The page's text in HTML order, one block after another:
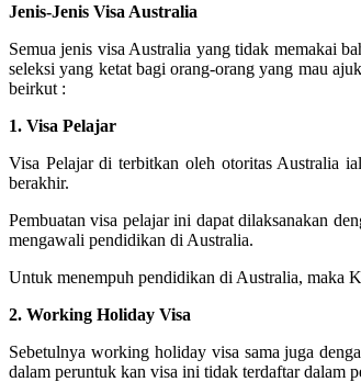
Jenis-Jenis Visa Australia
Semua jenis visa Australia yang tidak memakai
seleksi yang ketat bagi orang-orang yang mau
beirkut :
1. Visa Pelajar
Visa Pelajar di terbitkan oleh otoritas Australia
berakhir.
Pembuatan visa pelajar ini dapat dilaksanakan
mengawali pendidikan di Australia.
Untuk menempuh pendidikan di Australia, maka
2. Working Holiday Visa
Sebetulnya working holiday visa sama juga
dalam peruntuk kan visa ini tidak terdaftar dalam